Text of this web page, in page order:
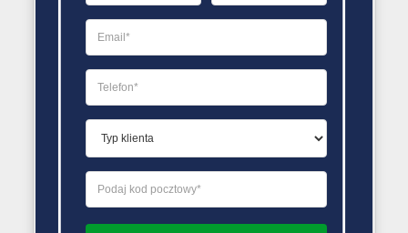
Opalia
Podgrzewacz wody gazowyprodukowany jest
przez wiele firm dlatego naprawdę jest w czym
wybierać!
Ocena użytkowników